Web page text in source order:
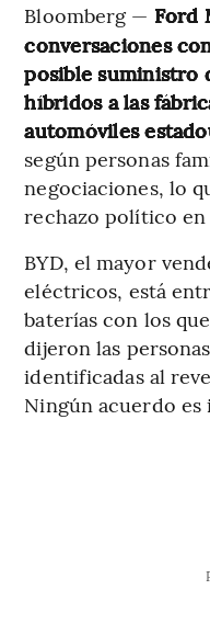
Bloomberg — Ford
conversaciones
posible suministro
híbridos a las
automóviles
según personas
negociaciones, lo
rechazo político en
BYD, el mayor
eléctricos, está
baterías con los
dijeron las
identificadas al
Ningún acuerdo